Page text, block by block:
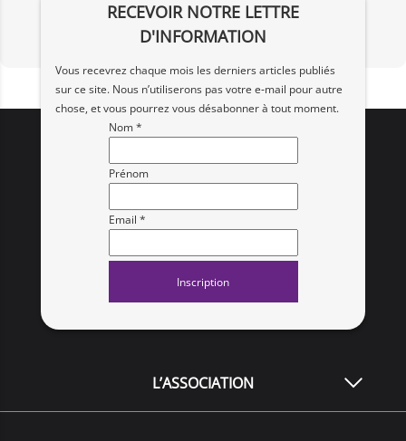
RECEVOIR NOTRE LETTRE
D'INFORMATION
Vous recevrez chaque mois les derniers articles publiés
sur ce site. Nous n’utiliserons pas votre e‑mail pour autre
chose, et vous pourrez vous désabonner à tout moment.
Nom *
Prénom
Email *
L’ASSOCIATION